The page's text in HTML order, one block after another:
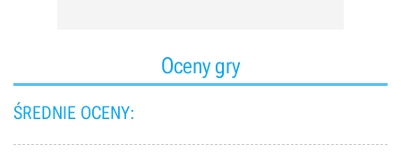
Oceny gry
ŚREDNIE OCENY: